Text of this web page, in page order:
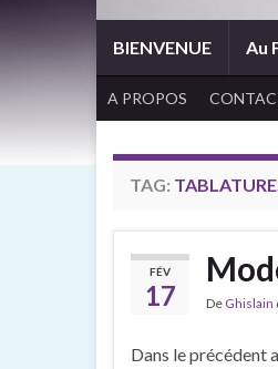
BIENVENUE Au
A PROPOS
TAG:
FÉV
17 De Ghislain
Dans le précédent